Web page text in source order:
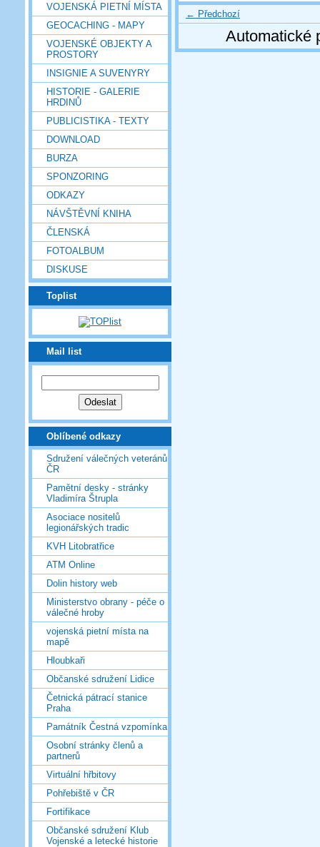
VOJENSKÁ PIETNÍ MÍSTA
GEOCACHING - MAPY
VOJENSKÉ OBJEKTY A
PROSTORY
INSIGNIE A SUVENYRY
HISTORIE - GALERIE
HRDINŮ
PUBLICISTIKA - TEXTY
DOWNLOAD
BURZA
SPONZORING
ODKAZY
NÁVŠTĚVNÍ KNIHA
ČLENSKÁ
FOTOALBUM
DISKUSE
Toplist
Mail list
Oblíbené odkazy
Sdružení válečných veteránů
ČR
Pamětní desky - stránky
Vladimíra Štrupla
Asociace nositelů
legionářských tradic
KVH Litobratřice
ATM Online
Dolin history web
Ministerstvo obrany - péče o
válečné hroby
vojenská pietní místa na
mapě
Hloubkaři
Občanské sdružení Lidice
Četnická pátrací stanice
Praha
Památník Čestná vzpomínka
Osobní stránky členů a
partnerů
Virtuální hřbitovy
Pohřebiště v ČR
Fortifikace
Občanské sdružení Klub
Vojenské a letecké historie
← Předchozí
Automatické